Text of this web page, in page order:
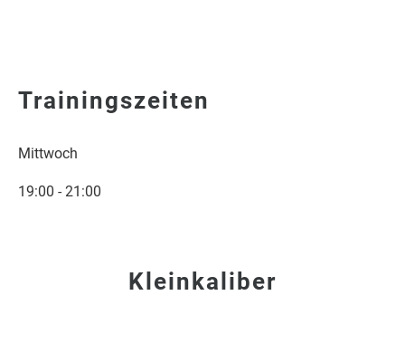
Trainingszeiten
Mittwoch
19:00 - 21:00
Kleinkaliber